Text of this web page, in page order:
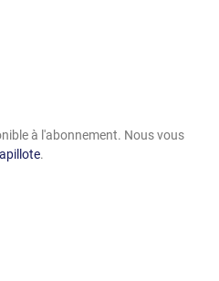
à l'abonnement. Nous vous
.